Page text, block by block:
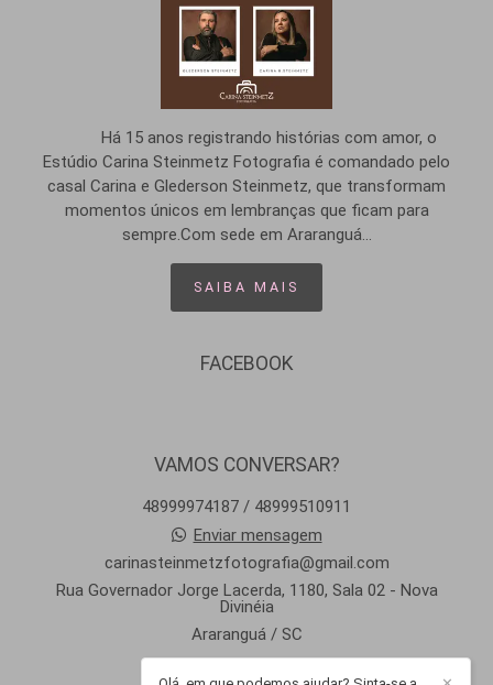
Há 15 anos registrando histórias com amor, o
Estúdio Carina Steinmetz Fotografia é comandado pelo
casal Carina e Glederson Steinmetz, que transformam
momentos únicos em lembranças que ficam para
sempre.Com sede em Araranguá...
SAIBA MAIS
FACEBOOK
VAMOS CONVERSAR?
48999974187 / 48999510911
Enviar mensagem
carinasteinmetzfotografia@gmail.com
Rua Governador Jorge Lacerda, 1180, Sala 02 - Nova
Divinéia
Araranguá / SC